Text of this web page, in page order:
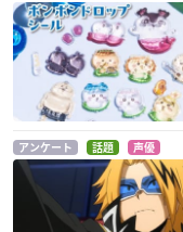
アンケート 話題 声優